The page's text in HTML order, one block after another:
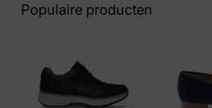
Merk
Durea
Populaire producten